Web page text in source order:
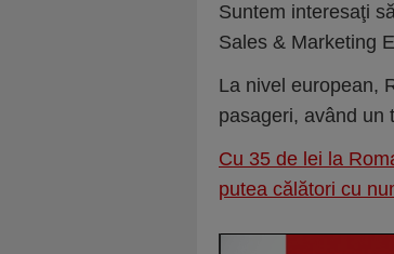
Suntem interesaţi
Sales & Marketing
La nivel european,
pasageri, având un
Cu 35 de lei la
putea călători cu